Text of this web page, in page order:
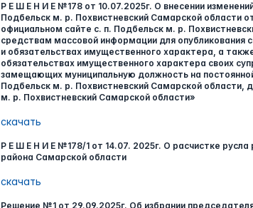
Р Е Ш Е Н И Е №178 от 10.07.2025г. О внесении
Подбельск м. р. Похвистневский Самарской области
официальном сайте с. п. Подбельск м. р.
средствам массовой информации для опубликования
и обязательствах имущественного характера, а
обязательствах имущественного характера своих
замещающих муниципальную должность на
Подбельск м. р. Похвистневский Самарской области,
м. р. Похвистневский Самарской области»
скачать
Р Е Ш Е Н И Е №178/1 от 14.07. 2025г. О расчистке
района Самарской области
скачать
Решение №1 от 29.09.2025г. Об избрании